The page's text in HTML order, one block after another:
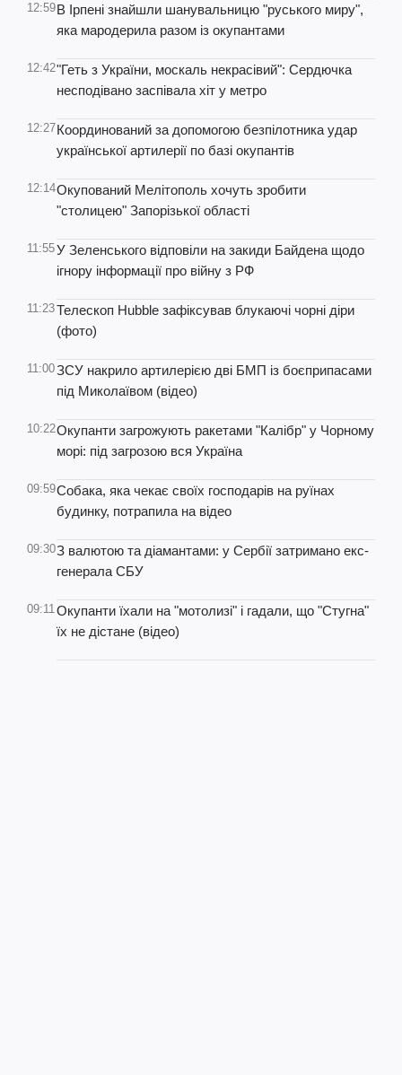
12:59В Ірпені знайшли шанувальницю "руського миру",
яка мародерила разом із окупантами
12:42"Геть з України, москаль некрасівий": Сердючка
несподівано заспівала хіт у метро
12:27Координований за допомогою безпілотника удар
української артилерії по базі окупантів
12:14Окупований Мелітополь хочуть зробити
"столицею" Запорізької області
11:55У Зеленського відповіли на закиди Байдена щодо
ігнору інформації про війну з РФ
11:23Телескоп Hubble зафіксував блукаючі чорні діри
(фото)
11:00ЗСУ накрило артилерією дві БМП із боєприпасами
під Миколаївом (відео)
10:22Окупанти загрожують ракетами "Калібр" у Чорному
морі: під загрозою вся Україна
09:59Собака, яка чекає своїх господарів на руїнах
будинку, потрапила на відео
09:30З валютою та діамантами: у Сербії затримано екс-
генерала СБУ
09:11Окупанти їхали на "мотолизі" і гадали, що "Стугна"
їх не дістане (відео)